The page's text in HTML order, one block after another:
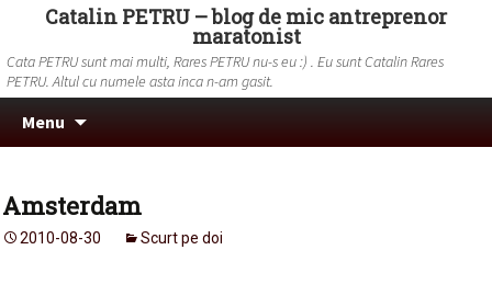
Catalin PETRU – blog de mic antreprenor
maratonist
Cata PETRU sunt mai multi, Rares PETRU nu-s eu :) . Eu sunt Catalin Rares
PETRU. Altul cu numele asta inca n-am gasit.
Menu
Amsterdam
2010-08-30 Scurt pe doi